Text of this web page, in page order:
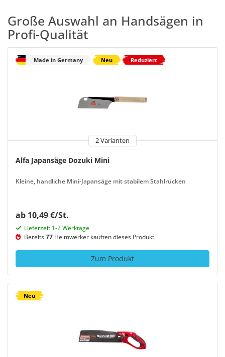
Große Auswahl an Handsägen in
Profi-Qualität
Made in Germany Neu Reduziert
2 Varianten
Alfa Japansäge Dozuki Mini
Kleine, handliche Mini-Japansäge mit stabilem Stahlrücken
ab 10,49 €/St.
Lieferzeit 1-2 Werktage
Bereits77 Heimwerker kauften dieses Produkt.
Zum Produkt
Neu